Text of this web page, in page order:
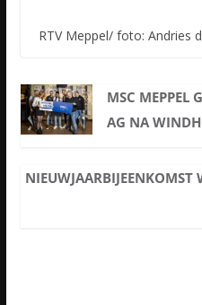
RTV Meppel/ foto: Andries
MSC MEPPEL
AG NA
NIEUWJAARBIJEENKOMST